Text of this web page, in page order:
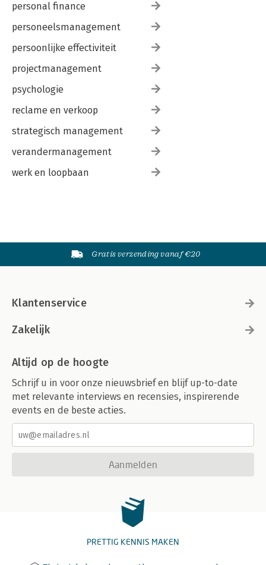
personal finance
personeelsmanagement
persoonlijke effectiviteit
projectmanagement
psychologie
reclame en verkoop
strategisch management
verandermanagement
werk en loopbaan
Gratis verzending vanaf €20
Klantenservice
Zakelijk
Altijd op de hoogte
Schrijf u in voor onze nieuwsbrief en blijf up-to-date
met relevante interviews en recensies, inspirerende
events en de beste acties.
Aanmelden
PRETTIG KENNIS MAKEN